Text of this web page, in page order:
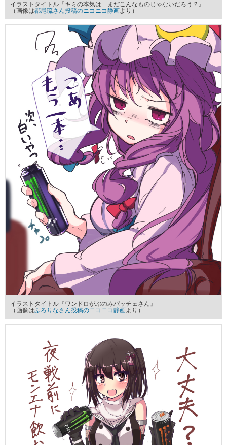
イラストタイトル『キミの本気は まだこんなものじゃないだろう？』
（画像は都尾琉さん投稿のニコニコ静画より）
イラストタイトル『ワンドロがぶのみパッチェさん』
（画像はふろりなさん投稿のニコニコ静画より）